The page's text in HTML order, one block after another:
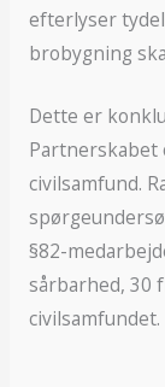
efterlyser
brobygning
Dette er
Partnerskabet
civilsamfund.
§82-
sårbarhed, 30
civilsamfundet.